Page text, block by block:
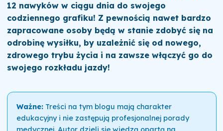
12 nawyków w ciągu dnia do swojego
codziennego grafiku! Z pewnością nawet bardzo
zapracowane osoby będą w stanie zdobyć się na
odrobinę wysiłku, by uzależnić się od nowego,
zdrowego trybu życia i na zawsze włączyć go do
swojego rozkładu jazdy!
Ważne:Treści na tym blogu mają charakter
edukacyjny i nie zastępują profesjonalnej porady